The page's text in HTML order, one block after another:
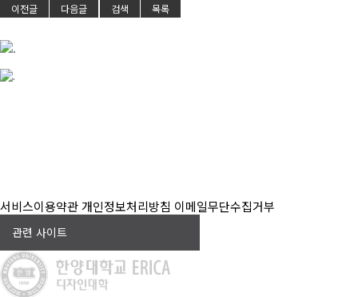
이전글 다음글 검색 목록
서비스이용약관개인정보처리방침 이메일무단수집거부
관련 사이트